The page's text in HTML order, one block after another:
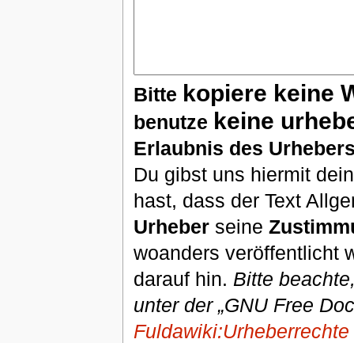
Bitte kopiere keine
benutze keine
Erlaubnis des
Du gibst uns hiermit
hast, dass der Text
Urheberseine
woanders veröffentlicht
darauf hin. Bitte
unter der „GNU Free
Fuldawiki:Urheberrechte